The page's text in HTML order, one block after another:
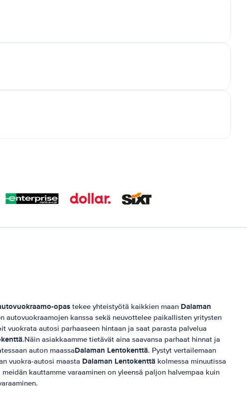
opas tekee yhteistyötä kaikkien maan Dalaman
autovuokraamojen kanssa sekä neuvottelee paikallisten yritysten
vuokrata autosi parhaaseen hintaan ja saat parasta palvelua
.Näin asiakkaamme tietävät aina saavansa parhaat hinnat ja
auton maassaDalaman Lentokenttä. Pystyt vertailemaan
vuokra-autosi maasta Dalaman Lentokenttä kolmessa minuutissa
kauttamme varaaminen on yleensä paljon halvempaa kuin